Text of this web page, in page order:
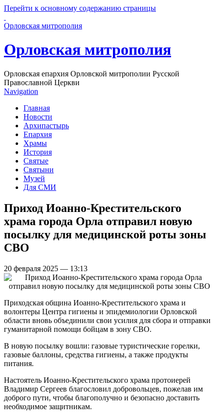
Перейти к основному содержанию страницы
Орловская митрополия
Орловская митрополия
Орловская епархия Орловской митрополии Русской
Православной Церкви
Navigation
Главная
Новости
Архипастырь
Епархия
Храмы
История
Святые
Святыни
Музей
Для СМИ
Приход Иоанно-Крестительского
храма города Орла отправил новую
посылку для медицинской роты зоны
СВО
20 февраля 2025 — 13:13
Приходская община Иоанно-Крестительского храма и
волонтеры Центра гигиены и эпидемиологии Орловской
области вновь объединили свои усилия для сбора и отправки
гуманитарной помощи бойцам в зону СВО.
В новую посылку вошли: газовые туристические горелки,
газовые баллоны, средства гигиены, а также продукты
питания.
Настоятель Иоанно-Крестительского храма протоиерей
Владимир Сергеев благословил добровольцев, пожелав им
доброго пути, чтобы благополучно и безопасно доставить
необходимое защитникам.